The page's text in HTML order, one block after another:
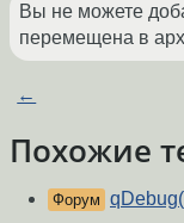
Вы не можете
перемещена в
←
Похожие
Форум